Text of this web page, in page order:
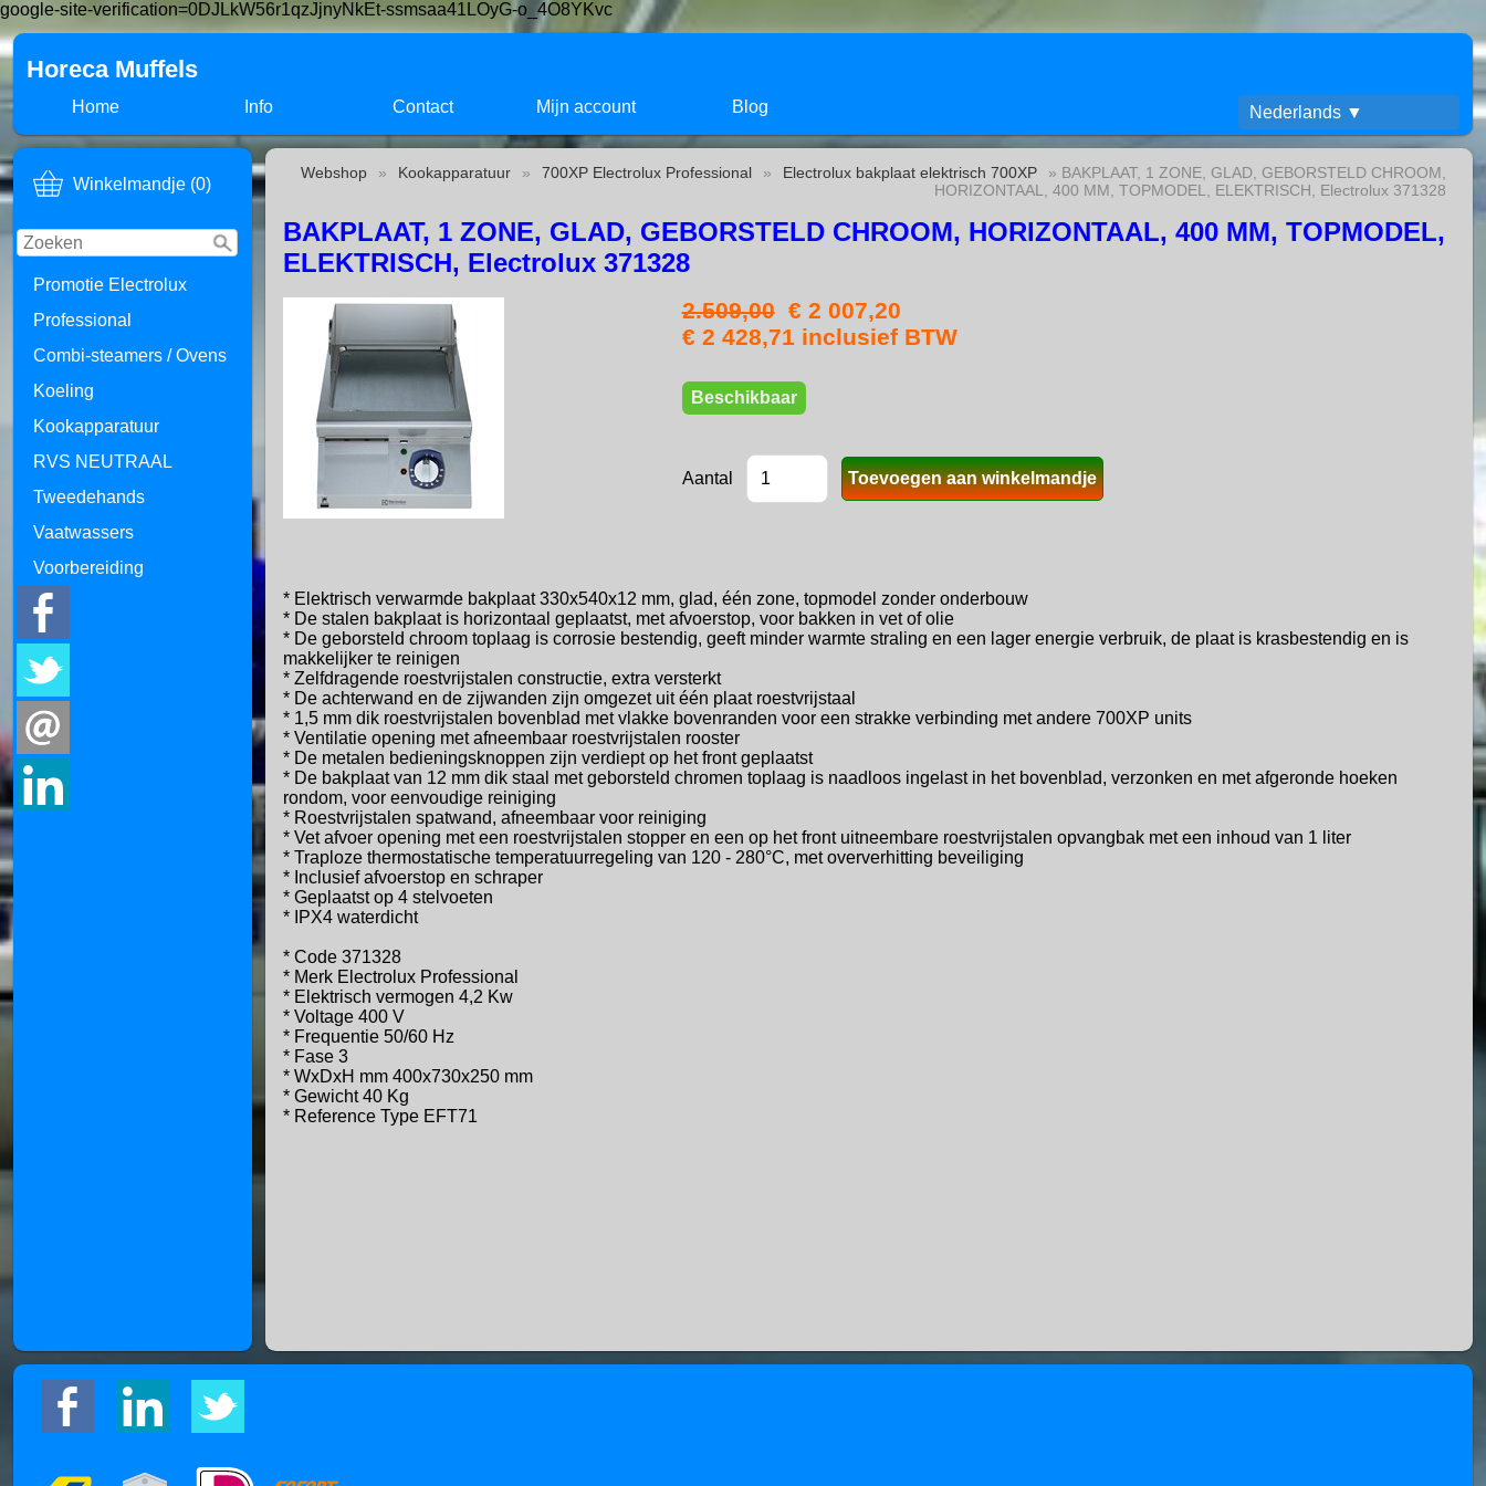
google-site-verification=0DJLkW56r1qzJjnyNkEt-ssmsaa41LOyG-o_4O8YKvc
Horeca Muffels
Nederlands ▼
Home Info Contact Mijn account Blog
Winkelmandje (0)
Promotie Electrolux
Professional
Combi-steamers / Ovens
Koeling
Kookapparatuur
RVS NEUTRAAL
Tweedehands
Vaatwassers
Voorbereiding
Webshop » Kookapparatuur » 700XP Electrolux Professional » Electrolux bakplaat elektrisch 700XP
» BAKPLAAT, 1 ZONE, GLAD, GEBORSTELD CHROOM,
HORIZONTAAL, 400 MM, TOPMODEL, ELEKTRISCH, Electrolux 371328
BAKPLAAT, 1 ZONE, GLAD, GEBORSTELD CHROOM, HORIZONTAAL, 400 MM, TOPMODEL,
ELEKTRISCH, Electrolux 371328
2.509,00 € 2 007,20
€ 2 428,71 inclusief BTW
Beschikbaar
Aantal
* Elektrisch verwarmde bakplaat 330x540x12 mm, glad, één zone, topmodel zonder onderbouw
* De stalen bakplaat is horizontaal geplaatst, met afvoerstop, voor bakken in vet of olie
* De geborsteld chroom toplaag is corrosie bestendig, geeft minder warmte straling en een lager energie verbruik, de plaat is krasbestendig en is
makkelijker te reinigen
* Zelfdragende roestvrijstalen constructie, extra versterkt
* De achterwand en de zijwanden zijn omgezet uit één plaat roestvrijstaal
* 1,5 mm dik roestvrijstalen bovenblad met vlakke bovenranden voor een strakke verbinding met andere 700XP units
* Ventilatie opening met afneembaar roestvrijstalen rooster
* De metalen bedieningsknoppen zijn verdiept op het front geplaatst
* De bakplaat van 12 mm dik staal met geborsteld chromen toplaag is naadloos ingelast in het bovenblad, verzonken en metafgeronde hoeken
rondom, voor eenvoudige reiniging
* Roestvrijstalen spatwand, afneembaar voor reiniging
* Vet afvoer opening met een roestvrijstalen stopper en een op het front uitneembare roestvrijstalen opvangbak met een inhoud van 1 liter
* Traploze thermostatische temperatuurregeling van 120 - 280°C, met oververhitting beveiliging
* Inclusief afvoerstop en schraper
* Geplaatst op 4 stelvoeten
* IPX4 waterdicht
* Code 371328
* Merk Electrolux Professional
* Elektrisch vermogen 4,2 Kw
* Voltage 400 V
* Frequentie 50/60 Hz
* Fase 3
* WxDxH mm 400x730x250 mm
* Gewicht 40 Kg
* Reference Type EFT71